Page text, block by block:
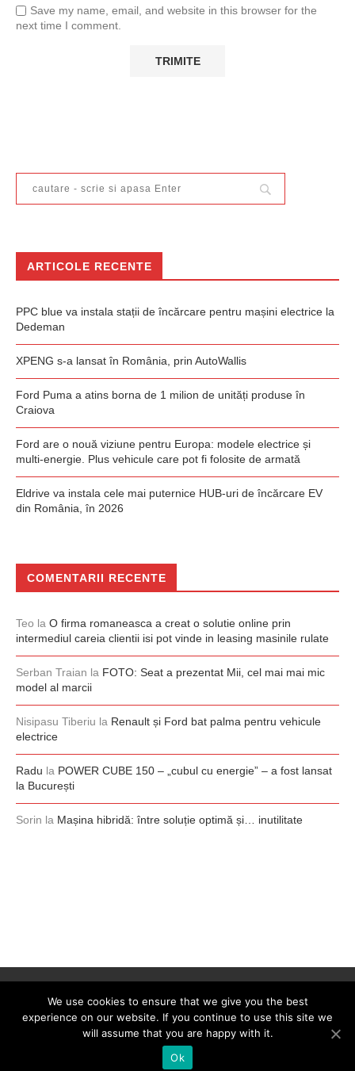
Save my name, email, and website in this browser for the
next time I comment.
ARTICOLE RECENTE
PPC blue va instala stații de încărcare pentru mașini electrice la
Dedeman
XPENG s-a lansat în România, prin AutoWallis
Ford Puma a atins borna de 1 milion de unități produse în
Craiova
Ford are o nouă viziune pentru Europa: modele electrice și
multi-energie. Plus vehicule care pot fi folosite de armată
Eldrive va instala cele mai puternice HUB-uri de încărcare EV
din România, în 2026
COMENTARII RECENTE
Teo la O firma romaneasca a creat o solutie online prin
intermediul careia clientii isi pot vinde in leasing masinile rulate
Serban Traian la FOTO: Seat a prezentat Mii, cel mai mai mic
model al marcii
Nisipasu Tiberiu la Renault și Ford bat palma pentru vehicule
electrice
Radu la POWER CUBE 150 – „cubul cu energie” – a fost lansat
la București
Sorin la Mașina hibridă: între soluție optimă și… inutilitate
@2008-2026 - 0-100.ro. All Right Reserved. Designed by
We use cookies to ensure that we give you the best
experience on our website. If you continue to use this site we
will assume that you are happy with it.
Ok